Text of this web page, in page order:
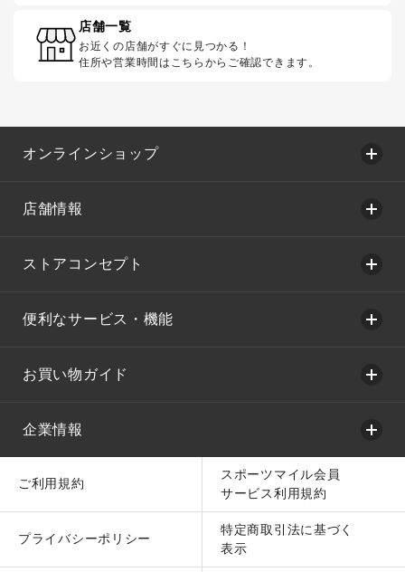
店舗一覧
お近くの店舗がすぐに見つかる！
住所や営業時間はこちらからご確認できます。
オンラインショップ
店舗情報
ストアコンセプト
便利なサービス・機能
お買い物ガイド
企業情報
ご利用規約
スポーツマイル会員
サービス利用規約
プライバシーポリシー
特定商取引法に基づく
表示